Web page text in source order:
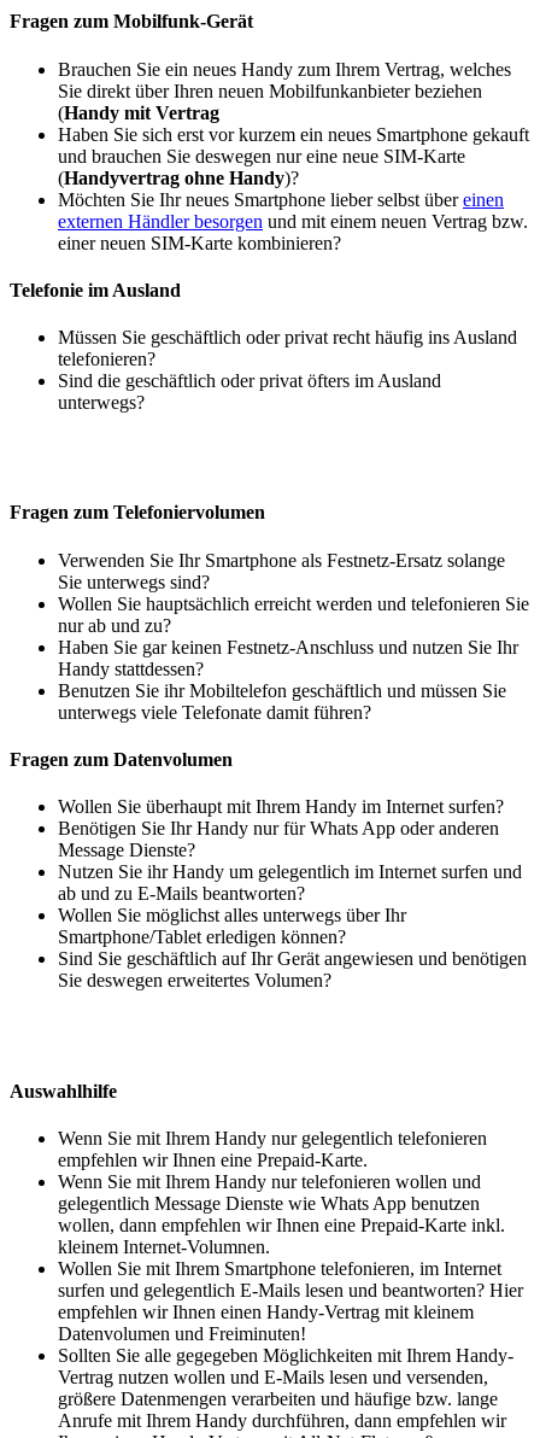
Fragen zum Mobilfunk-Gerät
Brauchen Sie ein neues Handy zum Ihrem Vertrag, welches
Sie direkt über Ihren neuen Mobilfunkanbieter beziehen
(Handy mit Vertrag
Haben Sie sich erst vor kurzem ein neues Smartphone gekauft
und brauchen Sie deswegen nur eine neue SIM-Karte
(Handyvertrag ohne Handy)?
Möchten Sie Ihr neues Smartphone lieber selbst übereinen
externen Händler besorgen und mit einem neuen Vertrag bzw.
einer neuen SIM-Karte kombinieren?
Telefonie im Ausland
Müssen Sie geschäftlich oder privat recht häufig ins Ausland
telefonieren?
Sind die geschäftlich oder privat öfters im Ausland
unterwegs?
Fragen zum Telefoniervolumen
Verwenden Sie Ihr Smartphone als Festnetz-Ersatz solange
Sie unterwegs sind?
Wollen Sie hauptsächlich erreicht werden und telefonieren Sie
nur ab und zu?
Haben Sie gar keinen Festnetz-Anschluss und nutzen Sie Ihr
Handy stattdessen?
Benutzen Sie ihr Mobiltelefon geschäftlich und müssen Sie
unterwegs viele Telefonate damit führen?
Fragen zum Datenvolumen
Wollen Sie überhaupt mit Ihrem Handy im Internet surfen?
Benötigen Sie Ihr Handy nur für Whats App oder anderen
Message Dienste?
Nutzen Sie ihr Handy um gelegentlich im Internet surfen und
ab und zu E-Mails beantworten?
Wollen Sie möglichst alles unterwegs über Ihr
Smartphone/Tablet erledigen können?
Sind Sie geschäftlich auf Ihr Gerät angewiesen und benötigen
Sie deswegen erweitertes Volumen?
Auswahlhilfe
Wenn Sie mit Ihrem Handy nur gelegentlich telefonieren
empfehlen wir Ihnen eine Prepaid-Karte.
Wenn Sie mit Ihrem Handy nur telefonieren wollen und
gelegentlich Message Dienste wie Whats App benutzen
wollen, dann empfehlen wir Ihnen eine Prepaid-Karte inkl.
kleinem Internet-Volumnen.
Wollen Sie mit Ihrem Smartphone telefonieren, im Internet
surfen und gelegentlich E-Mails lesen und beantworten? Hier
empfehlen wir Ihnen einen Handy-Vertrag mit kleinem
Datenvolumen und Freiminuten!
Sollten Sie alle gegegeben Möglichkeiten mit Ihrem Handy-
Vertrag nutzen wollen und E-Mails lesen und versenden,
größere Datenmengen verarbeiten und häufige bzw. lange
Anrufe mit Ihrem Handy durchführen, dann empfehlen wir